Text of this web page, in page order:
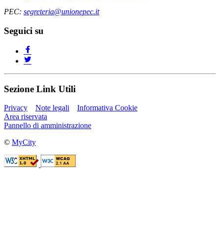
PEC: segreteria@unionepec.it
Seguici su
Sezione Link Utili
Privacy Note legali
Informativa Cookie
Area riservata
Pannello di amministrazione
© MyCity